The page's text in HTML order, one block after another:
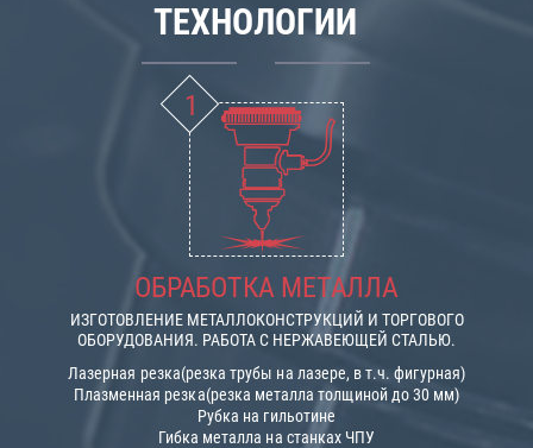
ТЕХНОЛОГИИ
ОБРАБОТКА МЕТАЛЛА
ИЗГОТОВЛЕНИЕ МЕТАЛЛОКОНСТРУКЦИЙ И ТОРГОВОГО
ОБОРУДОВАНИЯ. РАБОТА С НЕРЖАВЕЮЩЕЙ СТАЛЬЮ.
Лазерная резка(резка трубы на лазере, в т.ч. фигурная)
Плазменная резка(резка металла толщиной до 30 мм)
Рубка на гильотине
Гибка металла на станках ЧПУ